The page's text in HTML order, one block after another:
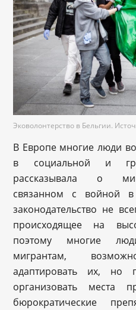
Эковолонтерство в Бельгии.
В Европе многие люди
в социальной и
рассказывала о
связанном с войной
законодательство не
происходящее на
поэтому многие
мигрантам,
адаптировать их, но
организовать места
бюрократические